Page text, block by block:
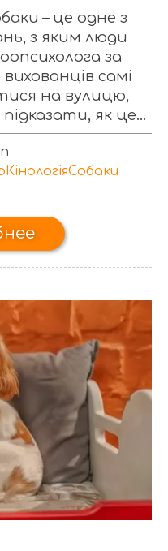
– це одне з
з яким люди
за
самі
на вулицю,
як це...
КінологіяСобаки